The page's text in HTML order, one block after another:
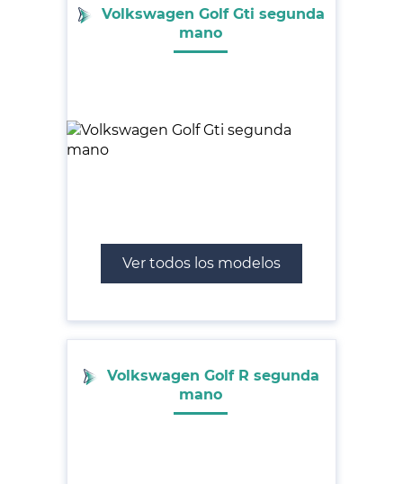
Volkswagen Golf Gti segunda
mano
Ver todos los modelos
Volkswagen Golf R segunda
mano